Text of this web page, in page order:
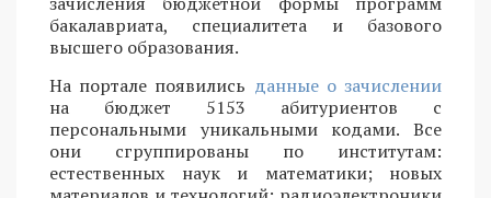
бакалавриата, специалитета и базового
высшего образования.
На портале появились данные о зачислении
на бюджет 5153 абитуриентов с
персональными уникальными кодами. Все
они сгруппированы по институтам:
естественных наук и математики; новых